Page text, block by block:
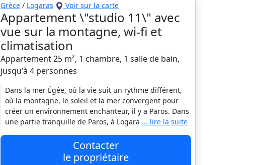
Grèce / Logaras Voir sur la carte
Appartement \"studio 11\" avec
vue sur la montagne, wi-fi et
climatisation
Appartement 25 m², 1 chambre, 1 salle de bain,
jusqu'à 4 personnes
Dans la mer Égée, où la vie suit un rythme différent,
où la montagne, le soleil et la mer convergent pour
créer un environnement enchanteur, il y a Paros. Dans
une partie tranquille de Paros, à Logara ... lire la suite
Contacter
le propriétaire